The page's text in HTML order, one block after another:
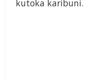
kutoka karibuni.